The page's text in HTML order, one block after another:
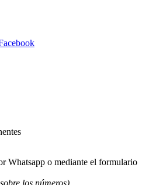
Whatsapp o mediante el formulario